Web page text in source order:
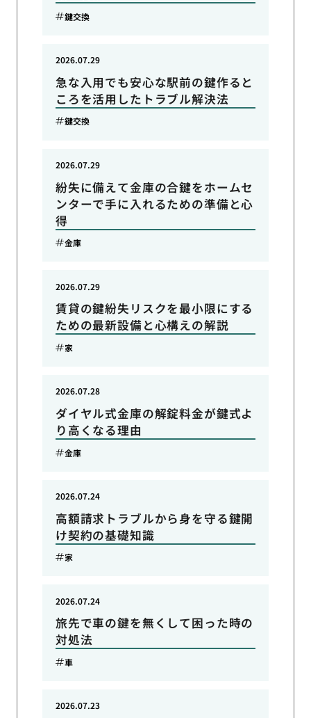
鍵交換
急な入用でも安心な駅前の鍵作ると
ころを活用したトラブル解決法
2026.07.29
鍵交換
紛失に備えて金庫の合鍵をホームセ
ンターで手に入れるための準備と心
得
2026.07.29
金庫
賃貸の鍵紛失リスクを最小限にする
ための最新設備と心構えの解説
2026.07.29
家
ダイヤル式金庫の解錠料金が鍵式よ
り高くなる理由
2026.07.28
金庫
高額請求トラブルから身を守る鍵開
け契約の基礎知識
2026.07.24
家
旅先で車の鍵を無くして困った時の
対処法
2026.07.24
車
2026.07.23